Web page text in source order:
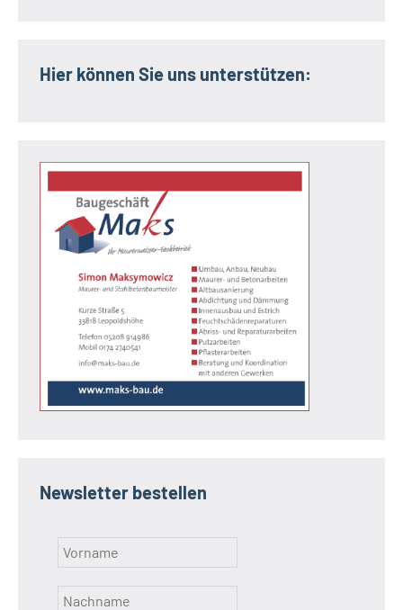
Hier können Sie uns unterstützen:
Newsletter bestellen